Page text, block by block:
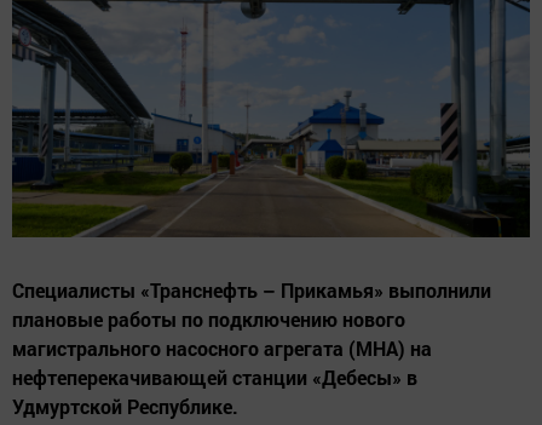
Специалисты «Транснефть – Прикамья» выполнили
плановые работы по подключению нового
магистрального насосного агрегата (МНА) на
нефтеперекачивающей станции «Дебесы» в
Удмуртской Республике.